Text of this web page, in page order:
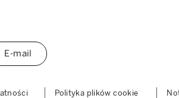
E-mail
Polityka plików cookie